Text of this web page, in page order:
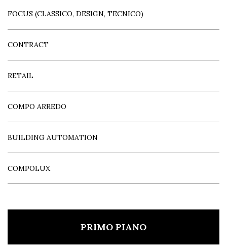
FOCUS (CLASSICO, DESIGN, TECNICO)
CONTRACT
RETAIL
COMPO ARREDO
BUILDING AUTOMATION
COMPOLUX
PRIMO PIANO